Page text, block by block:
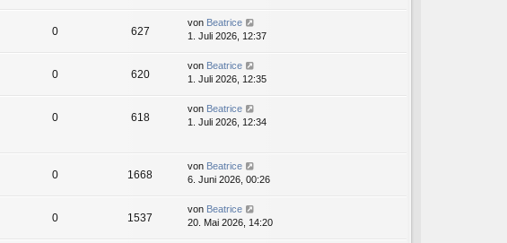
0 627
von Beatrice
1. Juli 2026, 12:37
0 620
von Beatrice
1. Juli 2026, 12:35
0 618
von Beatrice
1. Juli 2026, 12:34
0 1668
von Beatrice
6. Juni 2026, 00:26
0 1537
von Beatrice
20. Mai 2026, 14:20